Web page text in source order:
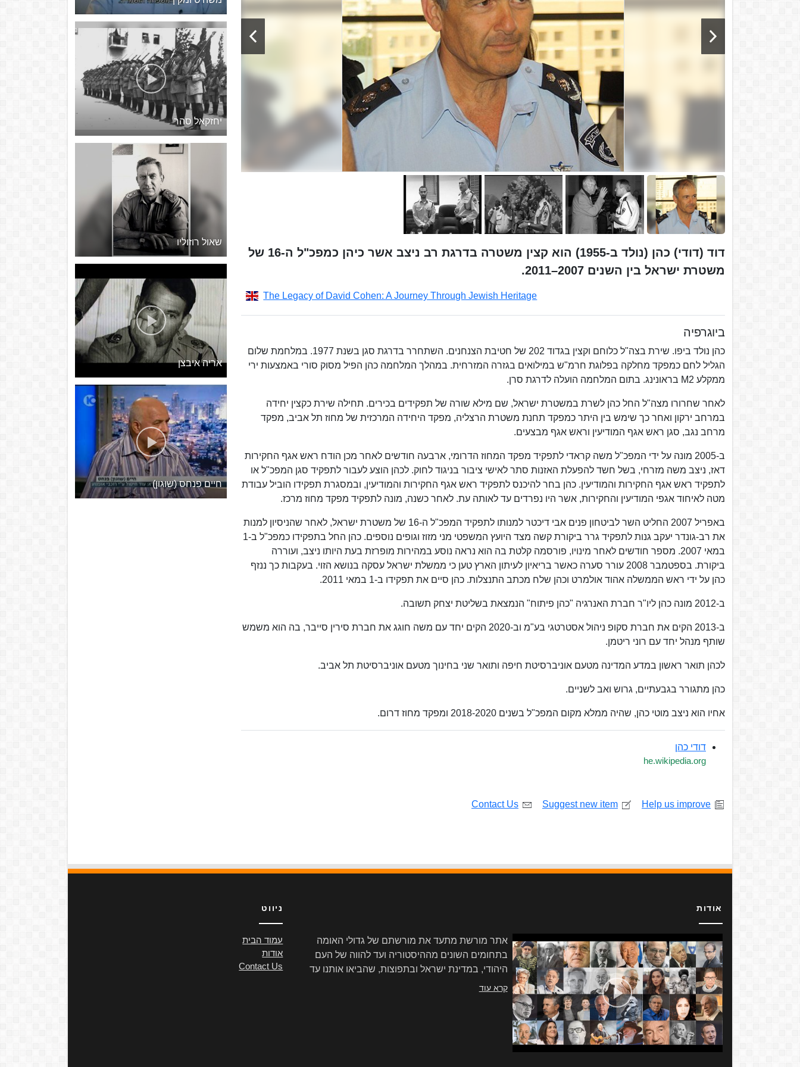
דוד (דודי) כהן (נולד ב-1955) הוא קצין משטרה בדרגת רב ניצב אשר כיהן כמפכ"ל ה-16 של
משטרת ישראל בין השנים 2007–2011.
The Legacy of David Cohen: A Journey Through Jewish Heritage
ביוגרפיה
כהן נולד ביפו. שירת בצה"ל כלוחם וקצין בגדוד 202 של חטיבת הצנחנים. השתחרר בדרגת סגן בשנת 1977. במלחמת שלום
הגליל לחם כמפקד מחלקה בפלוגת חרמ"ש במילואים בגזרה המזרחית. במהלך המלחמה כהן הפיל מסוק סורי באמצעות ירי
ממקלע M2 בראונינג. בתום המלחמה הועלה לדרגת סרן.
לאחר שחרורו מצה"ל החל כהן לשרת במשטרת ישראל, שם מילא שורה של תפקידים בכירים. תחילה שירת כקצין יחידה
במרחב ירקון ואחר כך שימש בין היתר כמפקד תחנת משטרת הרצליה, מפקד היחידה המרכזית של מחוז תל אביב, מפקד
מרחב נגב, סגן ראש אגף המודיעין וראש אגף מבצעים.
ב-2005 מונה על ידי המפכ"ל משה קראדי לתפקיד מפקד המחוז הדרומי, ארבעה חודשים לאחר מכן הודח ראש אגף החקירות
דאז, ניצב משה מזרחי, בשל חשד להפעלת האזנות סתר לאישי ציבור בניגוד לחוק. לכהן הוצע לעבור לתפקיד סגן המפכ"ל או
לתפקיד ראש אגף החקירות והמודיעין. כהן בחר להיכנס לתפקיד ראש אגף החקירות והמודיעין, ובמסגרת תפקידו הוביל עבודת
מטה לאיחוד אגפי המודיעין והחקירות, אשר היו נפרדים עד לאותה עת. לאחר כשנה, מונה לתפקיד מפקד מחוז מרכז.
באפריל 2007 החליט השר לביטחון פנים אבי דיכטר למנותו לתפקיד המפכ"ל ה-16 של משטרת ישראל, לאחר שהניסיון למנות
את רב-גונדר יעקב גנות לתפקיד גרר ביקורת קשה מצד היועץ המשפטי מני מזוז וגופים נוספים. כהן החל בתפקידו כמפכ"ל ב-1
במאי 2007. מספר חודשים לאחר מינויו, פורסמה קלטת בה הוא נראה נוסע במהירות מופרזת בעת היותו ניצב, ועוררה
ביקורת. בספטמבר 2008 עורר סערה כאשר בריאיון לעיתון הארץ טען כי ממשלת ישראל עסקה בנושא הזוי. בעקבות כך ננזף
כהן על ידי ראש הממשלה אהוד אולמרט וכהן שלח מכתב התנצלות. כהן סיים את תפקידו ב-1 במאי 2011.
ב-2012 מונה כהן ליו"ר חברת האנרגיה "כהן פיתוח" הנמצאת בשליטת יצחק תשובה.
ב-2013 הקים את חברת סקופ ניהול אסטרטגי בע"מ וב-2020 הקים יחד עם משה חוגג את חברת סירין סייבר, בה הוא משמש
שותף מנהל יחד עם רוני ריטמן.
לכהן תואר ראשון במדע המדינה מטעם אוניברסיטת חיפה ותואר שני בחינוך מטעם אוניברסיטת תל אביב.
כהן מתגורר בגבעתיים, גרוש ואב לשניים.
אחיו הוא ניצב מוטי כהן, שהיה ממלא מקום המפכ"ל בשנים 2018-2020 ומפקד מחוז דרום.
דודי כהן
he.wikipedia.org
Help us improve
Suggest new item
Contact Us
יחזקאל סהר
שאול רוזוליו
אריה איבצן
חיים פנחס (שוגון)
אודות
אתר מורשת מתעד את מורשתם של גדולי האומה
בתחומים השונים מההיסטוריה ועד להווה של העם
היהודי, במדינת ישראל ובתפוצות, שהביאו אותנו עד
קרא עוד
ניווט
עמוד הבית
אודות
Contact Us